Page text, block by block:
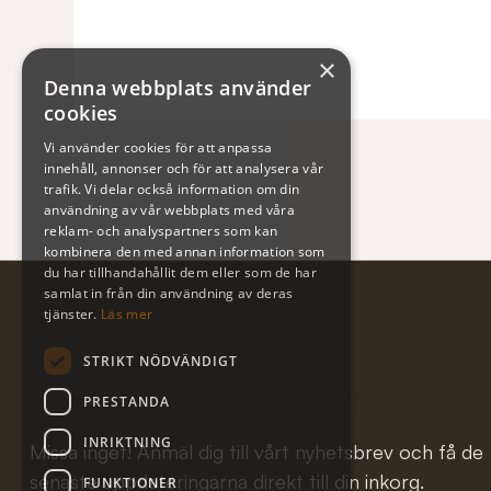
Subscribe to our
Missa inget! Anmäl dig till vårt nyhetsbrev och få de
senaste uppdateringarna direkt till din inkorg.
×
Denna webbplats använder
cookies
Vi använder cookies för att anpassa
innehåll, annonser och för att analysera vår
trafik. Vi delar också information om din
användning av vår webbplats med våra
reklam- och analyspartners som kan
kombinera den med annan information som
du har tillhandahållit dem eller som de har
samlat in från din användning av deras
tjänster. Läs mer
STRIKT NÖDVÄNDIGT
PRESTANDA
INRIKTNING
FUNKTIONER